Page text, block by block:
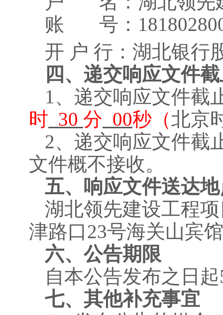
账
号：
开 户 行：湖北银行
四、递交响应文件
1、递交响应文件截
时 30 分 00秒（北京
2、递交响应文件截
文件概不接收。
五、响应文件送达
湖北领先建设工程
津路口23号海关山宾
六、公告期限
自本公告发布之日起
七、其他补充事宜